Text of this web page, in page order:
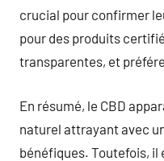
crucial pour confirmer
pour des produits
transparentes, et
En résumé, le CBD
naturel attrayant avec
bénéfiques. Toutefois, il